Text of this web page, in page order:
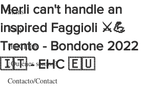
Skins
Rally
HillClimb
¿Quiénes somos?
Contacto/Contact
Merli can't handle an
inspired Faggioli ⚔💪
Trento - Bondone 2022
🇮🇹 - EHC 🇪🇺